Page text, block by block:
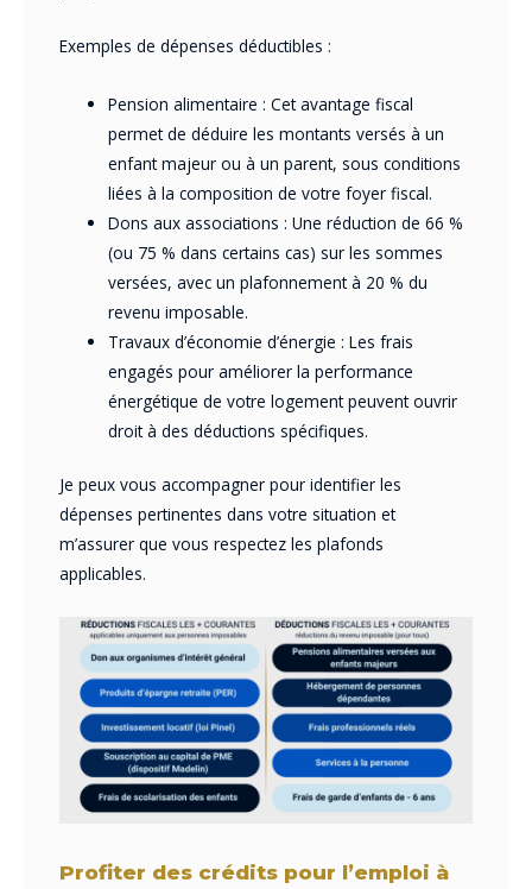
Exemples de dépenses déductibles :
Pension alimentaire : Cet avantage fiscal
permet de déduire les montants versés à un
enfant majeur ou à un parent, sous conditions
liées à la composition de votre foyer fiscal.
Dons aux associations : Une réduction de 66 %
(ou 75 % dans certains cas) sur les sommes
versées, avec un plafonnement à 20 % du
revenu imposable.
Travaux d’économie d’énergie : Les frais
engagés pour améliorer la performance
énergétique de votre logement peuvent ouvrir
droit à des déductions spécifiques.
Je peux vous accompagner pour identifier les
dépenses pertinentes dans votre situation et
m’assurer que vous respectez les plafonds
applicables.
Profiter des crédits pour l’emploi à